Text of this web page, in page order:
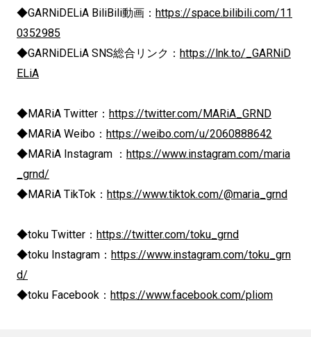
◆GARNiDELiA BiliBili動画： https://space.bilibili.com/11
0352985
◆GARNiDELiA SNS総合リンク： https://lnk.to/_GARNiD
ELiA
◆MARiA Twitter： https://twitter.com/MARiA_GRND
◆MARiA Weibo： https://weibo.com/u/2060888642
◆MARiA Instagram ： https://www.instagram.com/maria
_grnd/
◆MARiA TikTok： https://www.tiktok.com/@maria_grnd
◆toku Twitter： https://twitter.com/toku_grnd
◆toku Instagram： https://www.instagram.com/toku_grn
d/
◆toku Facebook： https://www.facebook.com/pliom